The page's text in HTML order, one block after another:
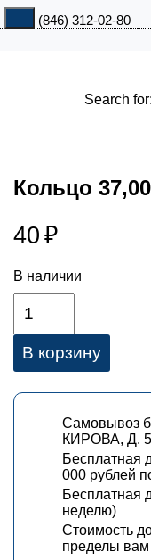
+7 (846) 312-02-80
Search for:
Кольцо
40 ₽
В наличии
В корзину
Самовывоз
КИРОВА, Д. 5
Бесплатная
000 рублей
Бесплатная
неделю)
Стоимость
пределы